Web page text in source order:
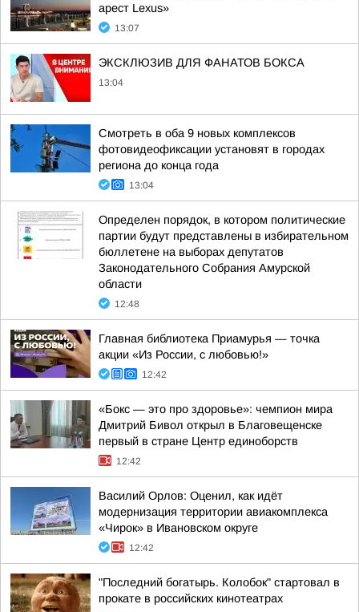
арест Lexus»
13:07
ЭКСКЛЮЗИВ ДЛЯ ФАНАТОВ БОКСА
13:04
Смотреть в оба 9 новых комплексов
фотовидеофиксации установят в городах
региона до конца года
13:04
Определен порядок, в котором политические
партии будут представлены в избирательном
бюллетене на выборах депутатов
Законодательного Собрания Амурской
области
12:48
Главная библиотека Приамурья — точка
акции «Из России, с любовью!»
12:42
«Бокс — это про здоровье»: чемпион мира
Дмитрий Бивол открыл в Благовещенске
первый в стране Центр единоборств
12:42
Василий Орлов: Оценил, как идёт
модернизация территории авиакомплекса
«Чирок» в Ивановском округе
12:42
"Последний богатырь. Колобок" стартовал в
прокате в российских кинотеатрах